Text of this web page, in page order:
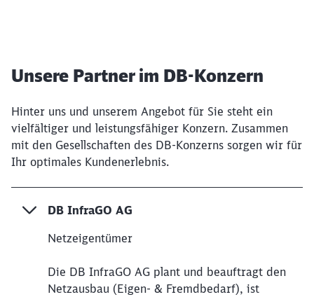
Unsere Partner im DB-Konzern
Hinter uns und unserem Angebot für Sie steht ein
vielfältiger und leistungsfähiger Konzern. Zusammen
mit den Gesellschaften des DB-Konzerns sorgen wir für
Ihr optimales Kundenerlebnis.
DB InfraGO AG
Netzeigentümer
Die DB InfraGO AG plant und beauftragt den
Netzausbau (Eigen- & Fremdbedarf), ist